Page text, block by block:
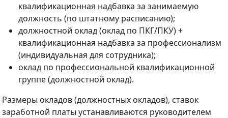
квалификационная надбавка за занимаемую
должность (по штатному расписанию);
должностной оклад (оклад по ПКГ/ПКУ) +
квалификационная надбавка за профессионализм
(индивидуальная для сотрудника);
оклад по профессиональной квалификационной
группе (должностной оклад).
Размеры окладов (должностных окладов), ставок
заработной платы устанавливаются руководителем